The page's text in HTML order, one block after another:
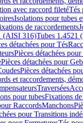
avec raccord filetéTés
Isolations pour tubes
de raccordements
(AISI 316)Tubes 1.4521
détachées pour Tés
Pièces détachées
Pièces détachées pour
Pièces détachées
et raccordements,
Traversées
pour tubesFixations
RaccordsManchons
pour Transitions